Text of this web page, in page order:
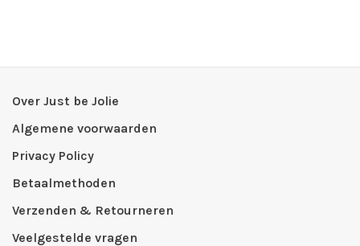
Over Just be Jolie
Algemene voorwaarden
Privacy Policy
Betaalmethoden
Verzenden & Retourneren
Veelgestelde vragen